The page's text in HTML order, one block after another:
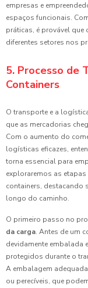
empresas e
espaços funcionais.
práticas, é provável que
diferentes setores nos
5. Processo de
Containers
O transporte e a
que as mercadorias
Com o aumento do
logísticas eficazes,
torna essencial para
exploraremos as
containers, destacando
longo do caminho.
O primeiro passo no
da carga. Antes de um
devidamente embalada
protegidos durante o
A embalagem
ou perecíveis, que